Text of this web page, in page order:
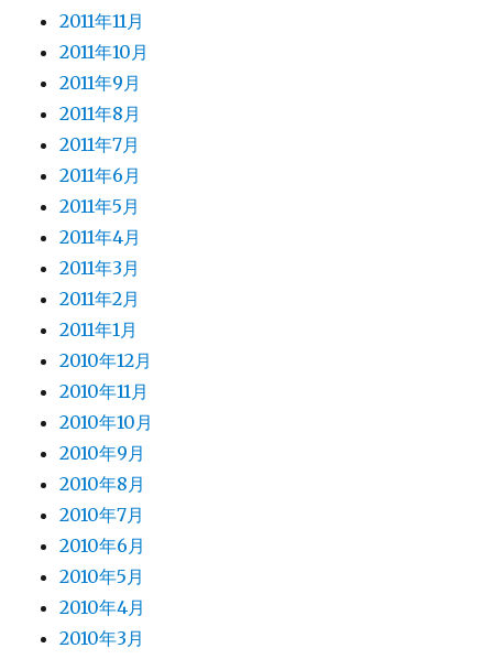
2011年11月
2011年10月
2011年9月
2011年8月
2011年7月
2011年6月
2011年5月
2011年4月
2011年3月
2011年2月
2011年1月
2010年12月
2010年11月
2010年10月
2010年9月
2010年8月
2010年7月
2010年6月
2010年5月
2010年4月
2010年3月